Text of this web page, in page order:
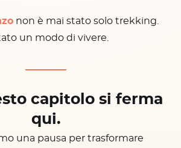
non è mai stato solo trekking.
un modo di vivere.
capitolo si ferma
qui.
una pausa per trasformare